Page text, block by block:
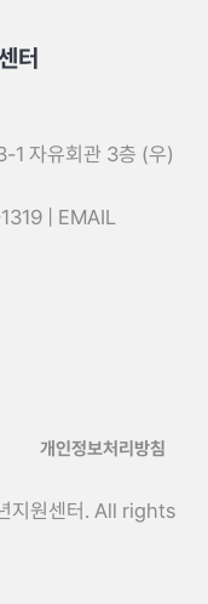
터
1 자유회관 3층 (우)
| EMAIL
개인정보처리방침
지원센터. All rights